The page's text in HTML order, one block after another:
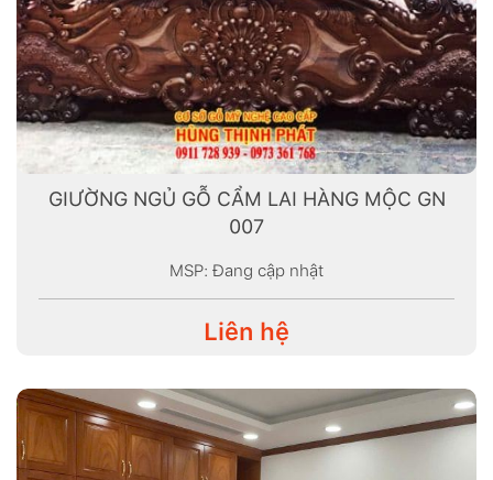
GIƯỜNG NGỦ GỖ CẨM LAI HÀNG MỘC GN
007
MSP: Đang cập nhật
Liên hệ